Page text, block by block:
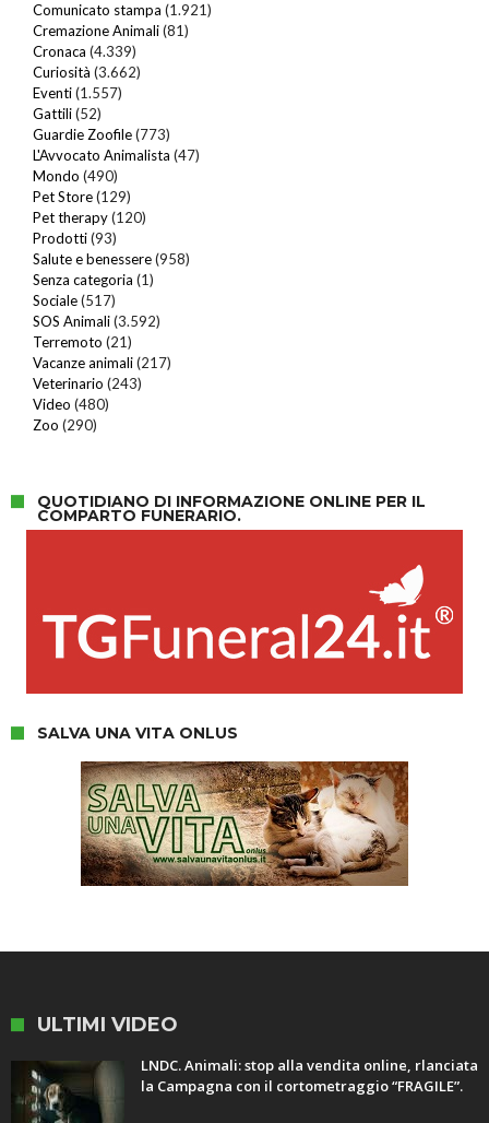
Comunicato stampa (1.921)
Cremazione Animali(81)
Cronaca (4.339)
Curiosità (3.662)
Eventi(1.557)
Gattili(52)
Guardie Zoofile(773)
L'Avvocato Animalista (47)
Mondo (490)
Pet Store(129)
Pet therapy(120)
Prodotti(93)
Salute e benessere(958)
Senza categoria (1)
Sociale(517)
SOS Animali(3.592)
Terremoto (21)
Vacanze animali(217)
Veterinario (243)
Video (480)
Zoo (290)
QUOTIDIANO DI INFORMAZIONE ONLINE PER IL
COMPARTO FUNERARIO.
SALVA UNA VITA ONLUS
ULTIMI VIDEO
LNDC. Animali: stop alla vendita online, rlanciata
la Campagna con il cortometraggio “FRAGILE”.